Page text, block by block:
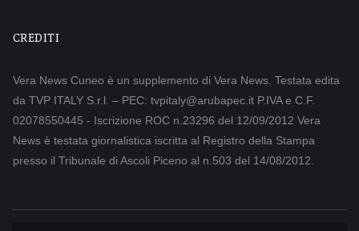
CREDITI
Vera News Cuneo è un supplemento di Vera News. Testata edita
da TVP ITALY S.r.l. – PEC: tvpitaly@arubapec.it P.IVA e C.F.
02078550445 - Iscrizione ROC n.23296 del 12/09/2012 Vera
News è testata giornalistica iscritta al Registro della Stampa
presso il Tribunale di Ascoli Piceno al n.503 del 14/08/2012.